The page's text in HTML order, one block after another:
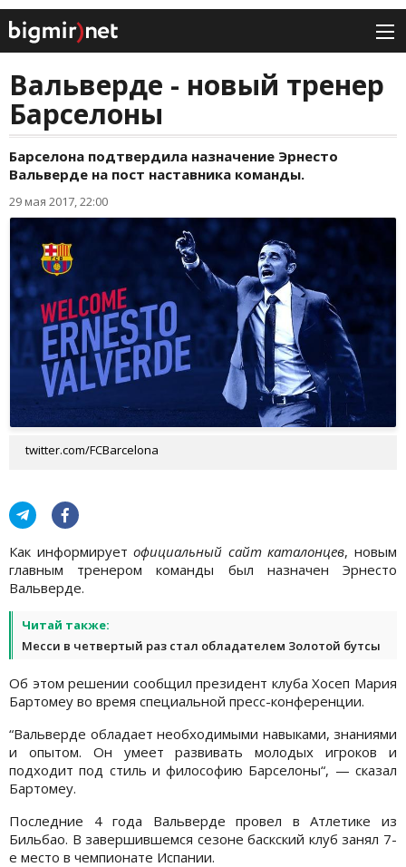
Вальверде - новый тренер
Барселоны
Барселона подтвердила назначение Эрнесто
Вальверде на пост наставника команды.
29 мая 2017, 22:00
twitter.com/FCBarcelona
Как информируетофициальный сайт каталонцев, новым
главным тренером команды был назначен Эрнесто
Вальверде.
Читай также:
Месси в четвертый раз стал обладателем Золотой бутсы
Об этом решении сообщил президент клуба Хосеп Мария
Бартомеу во время специальной пресс-конференции.
“Вальверде обладает необходимыми навыками, знаниями
и опытом. Он умеет развивать молодых игроков и
подходит под стиль и философию Барселоны“, — сказал
Бартомеу.
Последние 4 года Вальверде провел в Атлетике из
Бильбао. В завершившемся сезоне баскский клуб занял 7-
е место в чемпионате Испании.